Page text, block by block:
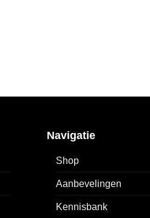
Navigatie
Shop
Aanbevelingen
Kennisbank